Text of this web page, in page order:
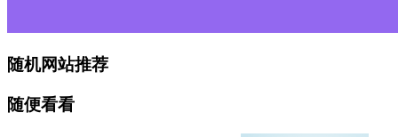
随机网站推荐
随便看看